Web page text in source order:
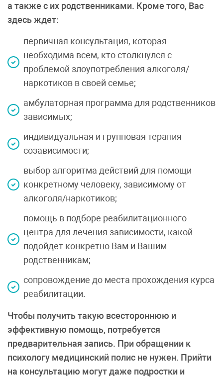
а также с их родственниками. Кроме того, Вас
здесь ждет:
первичная консультация, которая
необходима всем, кто столкнулся с
проблемой злоупотребления алкоголя/
наркотиков в своей семье;
амбулаторная программа для родственников
зависимых;
индивидуальная и групповая терапия
созависимости;
выбор алгоритма действий для помощи
конкретному человеку, зависимому от
алкоголя/наркотиков;
помощь в подборе реабилитационного
центра для лечения зависимости, какой
подойдет конкретно Вам и Вашим
родственникам;
сопровождение до места прохождения курса
реабилитации.
Чтобы получить такую всестороннюю и
эффективную помощь, потребуется
предварительная запись. При обращении к
психологу медицинский полис не нужен. Прийти
на консультацию могут даже подростки и